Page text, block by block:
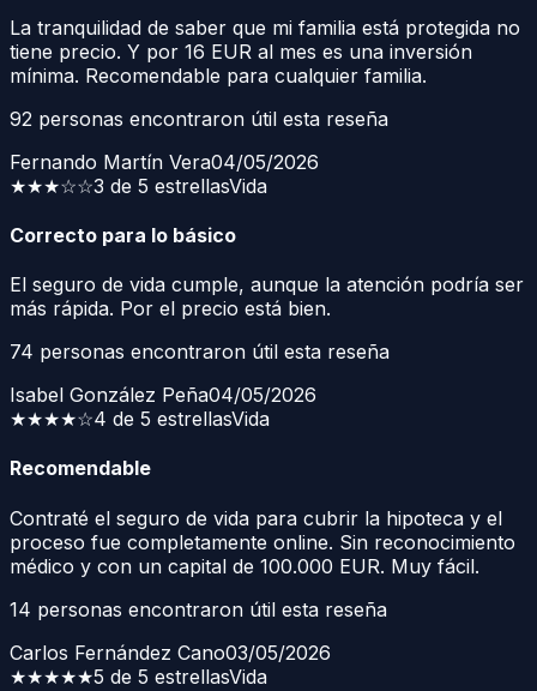
La tranquilidad de saber que mi familia está protegida no
tiene precio. Y por 16 EUR al mes es una inversión
mínima. Recomendable para cualquier familia.
92 personas encontraron útil esta reseña
Fernando Martín Vera04/05/2026
★★★☆☆3 de 5 estrellasVida
Correcto para lo básico
El seguro de vida cumple, aunque la atención podría ser
más rápida. Por el precio está bien.
74 personas encontraron útil esta reseña
Isabel González Peña04/05/2026
★★★★☆4 de 5 estrellasVida
Recomendable
Contraté el seguro de vida para cubrir la hipoteca y el
proceso fue completamente online. Sin reconocimiento
médico y con un capital de 100.000 EUR. Muy fácil.
14 personas encontraron útil esta reseña
Carlos Fernández Cano03/05/2026
★★★★★5 de 5 estrellasVida